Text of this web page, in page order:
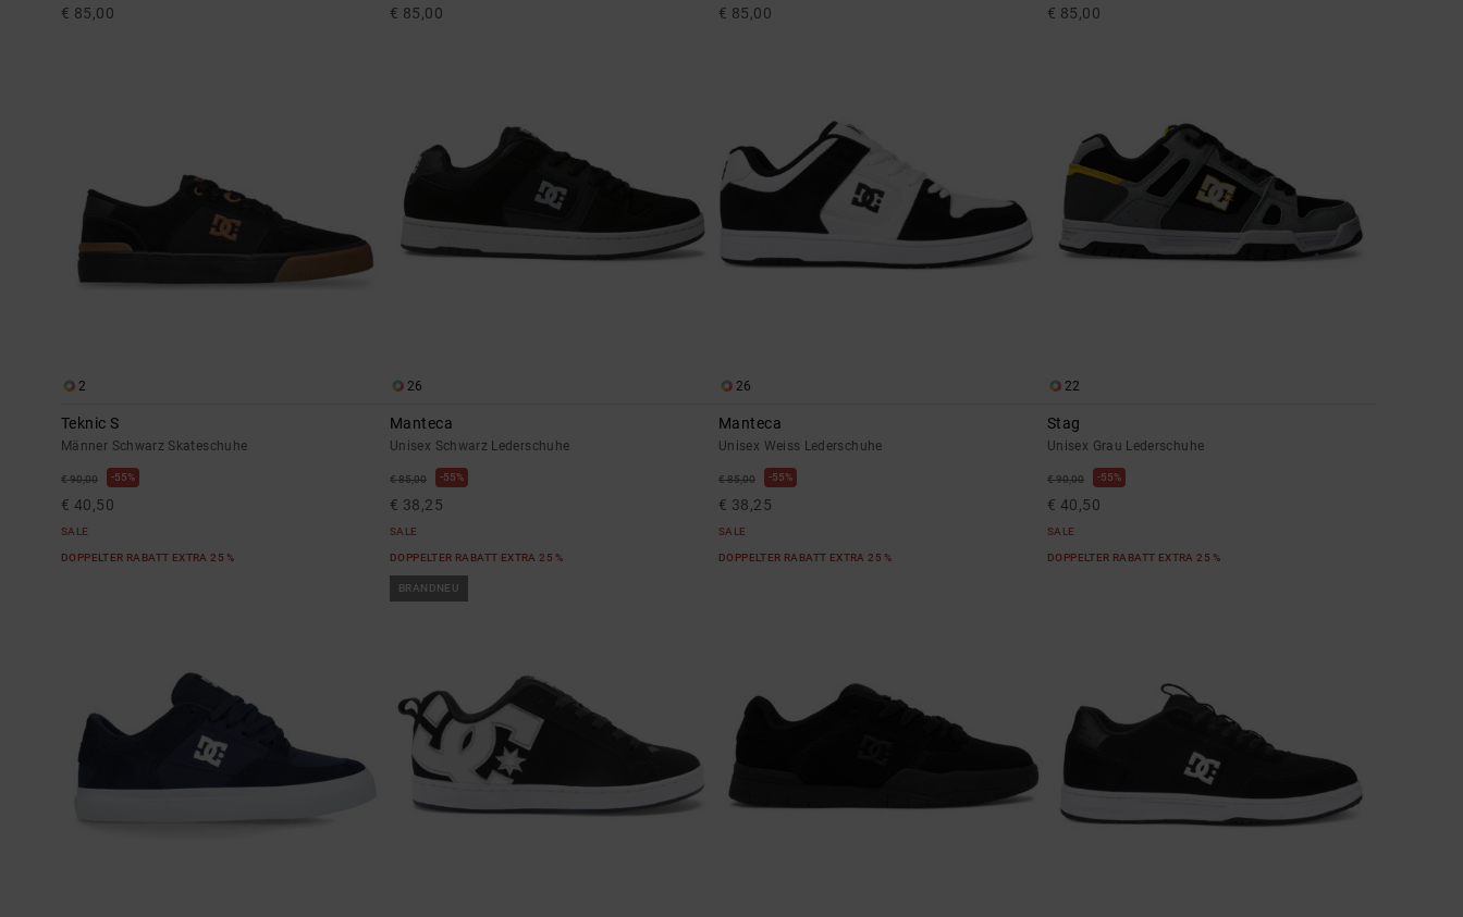
€ 85,00 € 85,00 € 85,00 € 85,00
2
Teknic S
Männer Schwarz Skateschuhe
€ 90,00 55%
€ 40,50
SALE
DOPPELTER RABATT EXTRA 25 %
26
Manteca
Unisex Schwarz Lederschuhe
€ 85,00 55%
€ 38,25
SALE
DOPPELTER RABATT EXTRA 25 %
26
Manteca
Unisex Weiss Lederschuhe
€ 85,00 55%
€ 38,25
SALE
DOPPELTER RABATT EXTRA 25 %
22
Stag
Unisex Grau Lederschuhe
€ 90,00 55%
€ 40,50
SALE
DOPPELTER RABATT EXTRA 25 %
BRANDNEU